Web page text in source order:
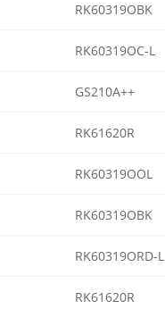
RK60319OBK
RK60319OC-L
GS210A++
RK61620R
RK60319OOL
RK60319OBK
RK60319ORD-L
RK61620R